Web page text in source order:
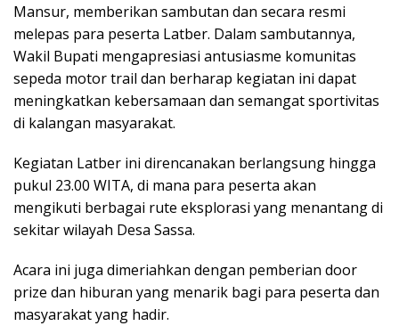
Mansur, memberikan sambutan dan secara resmi
melepas para peserta Latber. Dalam sambutannya,
Wakil Bupati mengapresiasi antusiasme komunitas
sepeda motor trail dan berharap kegiatan ini dapat
meningkatkan kebersamaan dan semangat sportivitas
di kalangan masyarakat.
Kegiatan Latber ini direncanakan berlangsung hingga
pukul 23.00 WITA, di mana para peserta akan
mengikuti berbagai rute eksplorasi yang menantang di
sekitar wilayah Desa Sassa.
Acara ini juga dimeriahkan dengan pemberian door
prize dan hiburan yang menarik bagi para peserta dan
masyarakat yang hadir.